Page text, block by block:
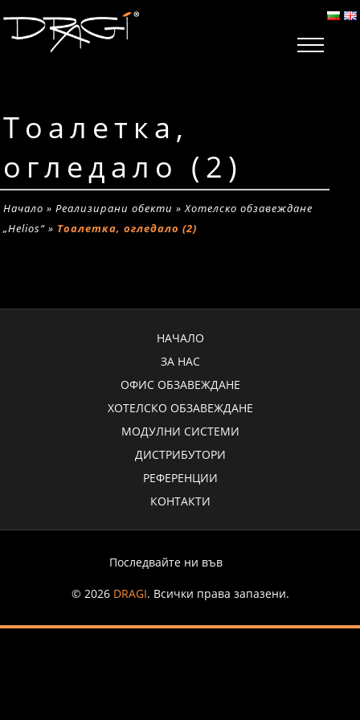
Тоалетка,
огледало (2)
Начало »Реализирани обекти »Хотелско обзавеждане
„Helios“ » Тоалетка, огледало (2)
НАЧАЛО
ЗА НАС
ОФИС ОБЗАВЕЖДАНЕ
ХОТЕЛСКО ОБЗАВЕЖДАНЕ
МОДУЛНИ СИСТЕМИ
ДИСТРИБУТОРИ
РЕФЕРЕНЦИИ
КОНТАКТИ
Последвайте ни във
© 2026 DRAGI. Всички права запазени.